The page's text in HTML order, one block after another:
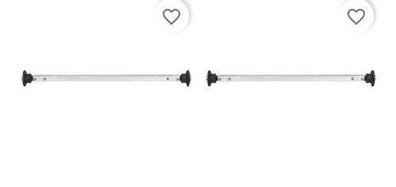
favorite_border favorite_border